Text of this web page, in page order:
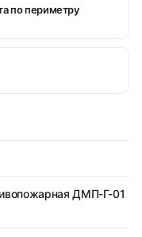
по периметру
ДМП-Г-01